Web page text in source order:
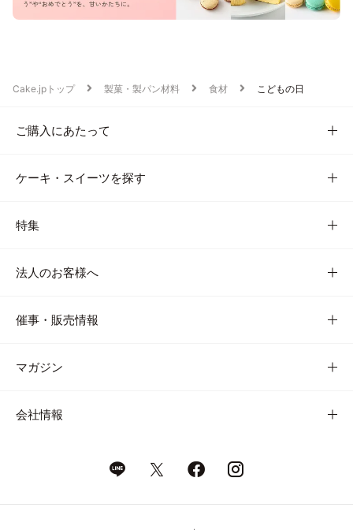
Cake.jpトップ 製菓・製パン材料 食材 こどもの日
ご購入にあたって
ケーキ・スイーツを探す
特集
法人のお客様へ
催事・販売情報
マガジン
会社情報